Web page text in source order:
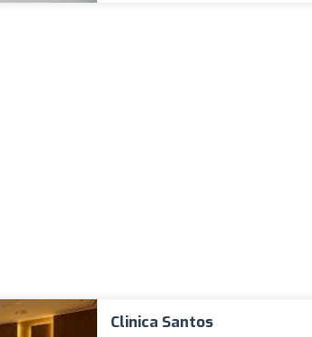
Clinica Santos